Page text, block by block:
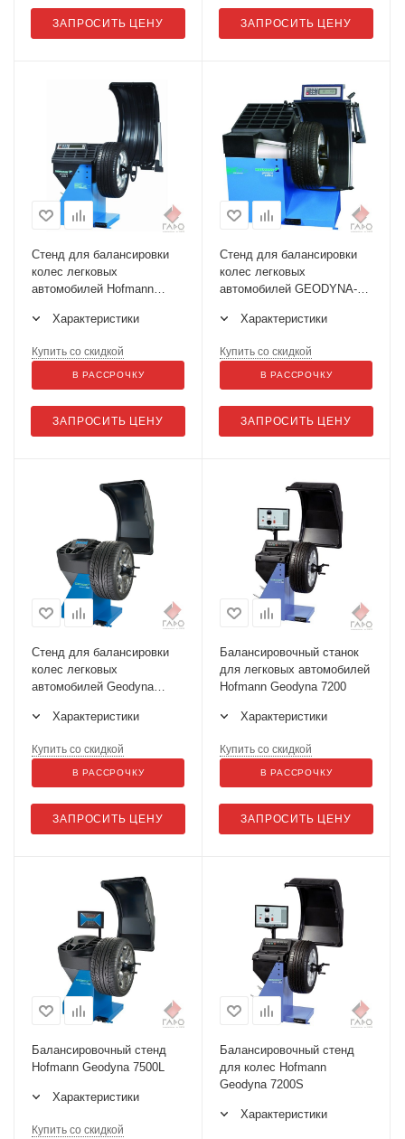
ЗАПРОСИТЬ ЦЕНУ ЗАПРОСИТЬ ЦЕНУ
Стенд для балансировки
колес легковых
автомобилей Hofmann
Характеристики
ЗАПРОСИТЬ ЦЕНУ
Купить со скидкой
В РАССРОЧКУ
Стенд для балансировки
колес легковых
автомобилей GEODYNA-
Характеристики
ЗАПРОСИТЬ ЦЕНУ
Купить со скидкой
В РАССРОЧКУ
Стенд для балансировки
колес легковых
автомобилей Geodyna
Характеристики
ЗАПРОСИТЬ ЦЕНУ
Купить со скидкой
В РАССРОЧКУ
Балансировочный станок
для легковых автомобилей
Hofmann Geodyna 7200
Характеристики
ЗАПРОСИТЬ ЦЕНУ
Купить со скидкой
В РАССРОЧКУ
Балансировочный стенд
Hofmann Geodyna 7500L
Характеристики
Купить со скидкой
Балансировочный стенд
для колес Hofmann
Geodyna 7200S
Характеристики